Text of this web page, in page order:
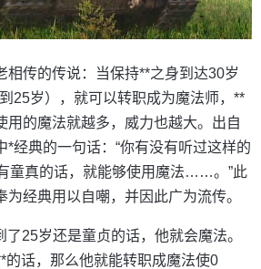
相传的传说：当保持**之身到达30岁
25岁），就可以转职成为魔法师，**
用的魔法就越多，威力也越大。出自
*经典的一句话：“你有没有听过这样的
童真的话，就能够使用魔法……。”此
为经典用以自嘲，并因此广为流传。
了25岁还是童贞的话，他就会魔法。
的话，那么他就能转职成魔法使0